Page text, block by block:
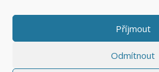
Příjmout
Odmítnout
© 2026Obec Kojetice
Všechna práva